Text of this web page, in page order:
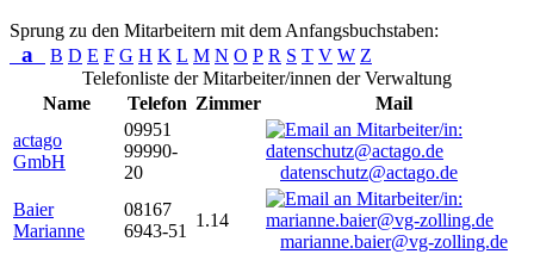
Sprung zu den Mitarbeitern mit dem Anfangsbuchstaben:
a B D E F G H K L M N O P R S T V W Z
Telefonliste der Mitarbeiter/innen der Verwaltung
Name
Telefon Zimmer
Mail
actago
GmbH
09951
99990-
20
datenschutz@actago.de
Baier
Marianne
08167
6943-51
1.14
marianne.baier@vg-zolling.de